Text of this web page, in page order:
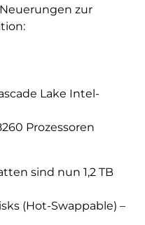
zur
Lake Intel-
Prozessoren
sind nun 1,2 TB
(Hot-Swappable) –